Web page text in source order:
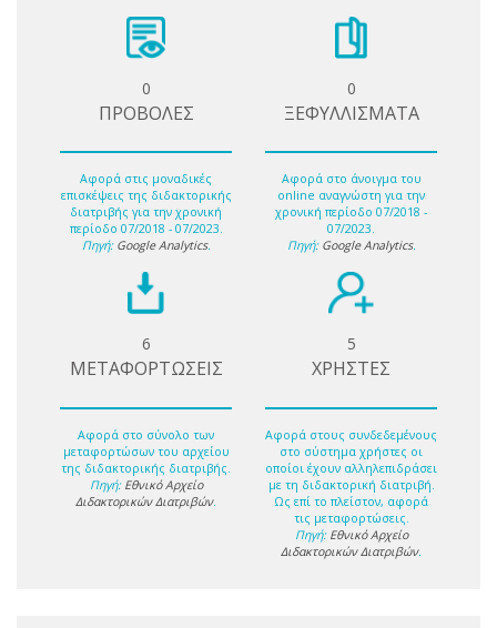
0
ΠΡΟΒΟΛΕΣ
Αφορά στις μοναδικές
επισκέψεις της διδακτορικής
διατριβής για την χρονική
περίοδο 07/2018 - 07/2023.
Πηγή: Google Analytics.
0
ΞΕΦΥΛΛΙΣΜΑΤΑ
Αφορά στο άνοιγμα του
online αναγνώστη για την
χρονική περίοδο 07/2018 -
07/2023.
Πηγή: Google Analytics.
6
ΜΕΤΑΦΟΡΤΩΣΕΙΣ
Αφορά στο σύνολο των
μεταφορτώσων του αρχείου
της διδακτορικής διατριβής.
Πηγή: Εθνικό Αρχείο
Διδακτορικών Διατριβών.
5
ΧΡΗΣΤΕΣ
Αφορά στους συνδεδεμένους
στο σύστημα χρήστες οι
οποίοι έχουν αλληλεπιδράσει
με τη διδακτορική διατριβή.
Ως επί το πλείστον, αφορά
τις μεταφορτώσεις.
Πηγή: Εθνικό Αρχείο
Διδακτορικών Διατριβών.